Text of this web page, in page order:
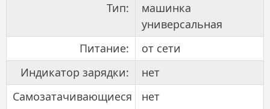
Тип:
машинка
универсальная
Питание:
от сети
Индикатор зарядки:
нет
Самозатачивающиеся
нет